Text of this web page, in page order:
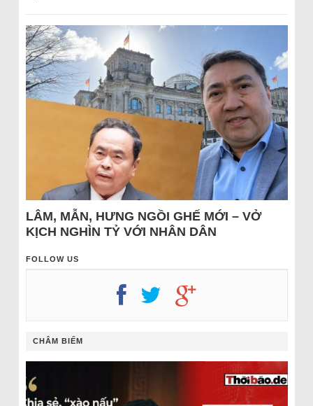
LÂM, MẪN, HƯNG NGỒI GHẾ MỚI – VỞ
KỊCH NGHÌN TỶ VỚI NHÂN DÂN
FOLLOW US
CHÂM BIẾM